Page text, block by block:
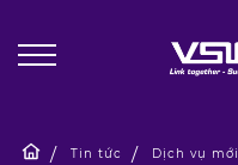
Tin tức Dịch vụ mới